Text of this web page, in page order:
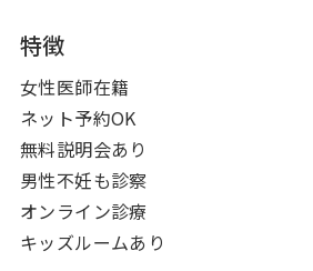
特徴
女性医師在籍
ネット予約OK
無料説明会あり
男性不妊も診察
オンライン診療
キッズルームあり